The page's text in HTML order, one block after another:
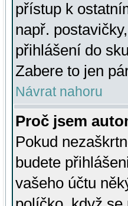
přístup k
např.
přihlášení do
Zabere to jen
Návrat nahoru
Proč jsem
Pokud
budete
vašeho účtu